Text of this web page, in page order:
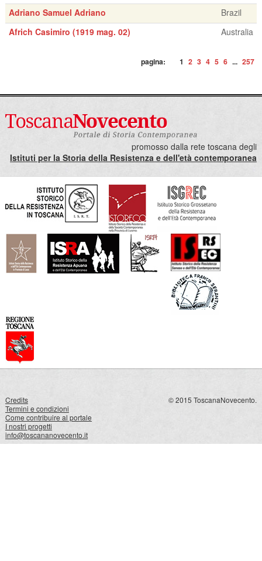
Adriano Samuel Adriano
Brazil
Africh Casimiro (1919 mag. 02)
Australia
pagina: 1 2 3 4 5 6 ... 257
promosso dalla rete toscana degli
Istituti per la Storia della Resistenza e dell'età contemporanea
Credits
Termini e condizioni
Come contribuire al portale
I nostri progetti
info@toscananovecento.it
© 2015 ToscanaNovecento.